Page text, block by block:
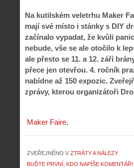
Na kutilském veletrhu Maker
mají své místo i stánky s DIY
začínalo vypadat, že kvůli
nebude, vše se ale otočilo k
ale přesto se 11. a 12. září
přece jen otevřou. 4. ročník
nabídne až 150 expozic.
zprávy, kterou organizátoři
Maker Faire
ZVEŘEJNĚNO V ZTRÁTY A NÁLEZY
BUĎTE PRVNÍ, KDO NAPÍŠE KOMENTÁŘ!